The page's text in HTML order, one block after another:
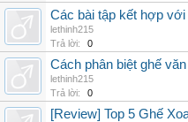
Các bài tập kết hợp
lethinh215
Trả lời:
0
Cách phân biệt ghế
lethinh215
Trả lời:
0
[Review] Top 5 Ghế